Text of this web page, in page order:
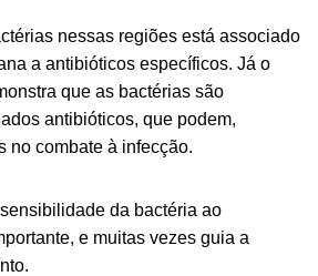
nessas regiões está associado
a antibióticos específicos. Já o
que as bactérias são
antibióticos, que podem,
no combate à infecção.
da bactéria ao
e muitas vezes guia a